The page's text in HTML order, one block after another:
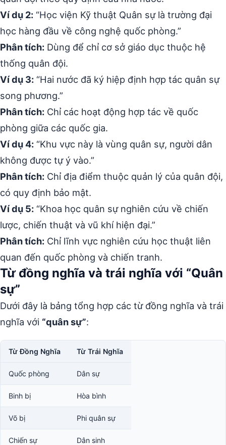
Ví dụ 2: “Học viện Kỹ thuật Quân sự là trường đại
học hàng đầu về công nghệ quốc phòng.”
Phân tích: Dùng để chỉ cơ sở giáo dục thuộc hệ
thống quân đội.
Ví dụ 3: “Hai nước đã ký hiệp định hợp tác quân sự
song phương.”
Phân tích: Chỉ các hoạt động hợp tác về quốc
phòng giữa các quốc gia.
Ví dụ 4: “Khu vực này là vùng quân sự, người dân
không được tự ý vào.”
Phân tích: Chỉ địa điểm thuộc quản lý của quân đội,
có quy định bảo mật.
Ví dụ 5: “Khoa học quân sự nghiên cứu về chiến
lược, chiến thuật và vũ khí hiện đại.”
Phân tích: Chỉ lĩnh vực nghiên cứu học thuật liên
quan đến quốc phòng và chiến tranh.
Từ đồng nghĩa và trái nghĩa với “Quân
sự”
Dưới đây là bảng tổng hợp các từ đồng nghĩa và trái
nghĩa với “quân sự”:
Từ Đồng Nghĩa Từ Trái Nghĩa
Quốc phòng Dân sự
Binh bị Hòa bình
Võ bị Phi quân sự
Chiến sự Dân sinh